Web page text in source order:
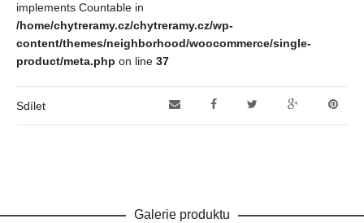
implements Countable in
/home/chytreramy.cz/chytreramy.cz/wp-
content/themes/neighborhood/woocommerce/single-
product/meta.php on line 37
Sdílet
Galerie produktu